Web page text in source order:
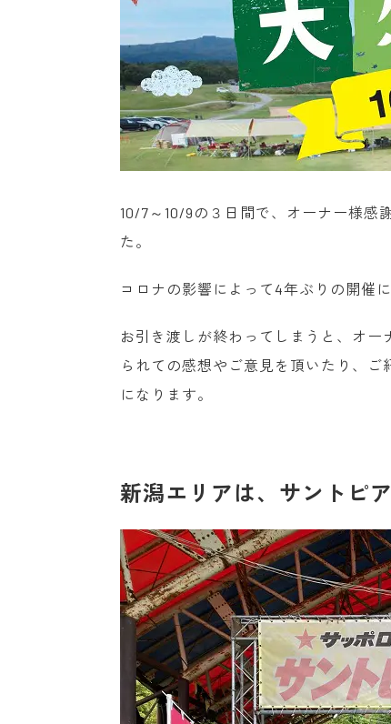
10/7～10/9の３日間で、オーナー様感
た。
コロナの影響によって4年ぶりの開催に
お引き渡しが終わってしまうと、オ
られての感想やご意見を頂いたり、
になります。
新潟エリアは、サントピ